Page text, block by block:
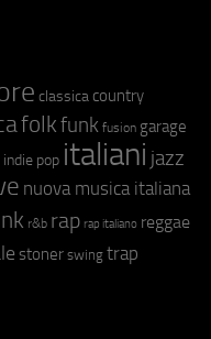
classica country
folkfunk fusion garage
indie pop italiani jazz
nuova musica italiana
r&b rap rap italiano reggae
stoner swing trap